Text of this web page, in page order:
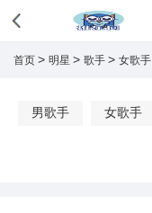
首页 > 明星 > 歌手 > 女歌手
男歌手 女歌手